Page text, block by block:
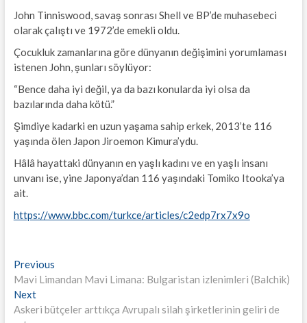
John Tinniswood, savaş sonrası Shell ve BP’de muhasebeci
olarak çalıştı ve 1972’de emekli oldu.
Çocukluk zamanlarına göre dünyanın değişimini yorumlaması
istenen John, şunları söylüyor:
“Bence daha iyi değil, ya da bazı konularda iyi olsa da
bazılarında daha kötü.”
Şimdiye kadarki en uzun yaşama sahip erkek, 2013’te 116
yaşında ölen Japon Jiroemon Kimura’ydu.
Hâlâ hayattaki dünyanın en yaşlı kadını ve en yaşlı insanı
unvanı ise, yine Japonya’dan 116 yaşındaki Tomiko Itooka’ya
ait.
https://www.bbc.com/turkce/articles/c2edp7rx7x9o
Yazı
gezinmesi
PreviousPrevious
post:
Mavi Limandan Mavi Limana: Bulgaristan izlenimleri (Balchik)
NextNext
post:
Askeri bütçeler arttıkça Avrupalı silah şirketlerinin geliri de